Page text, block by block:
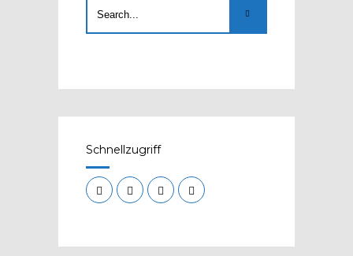
Schnellzugriff